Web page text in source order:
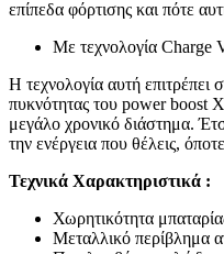
επίπεδα φόρτισης και πότε
Με τεχνολογία Charge
Η τεχνολογία αυτή
πυκνότητας του power boost
μεγάλο χρονικό διάστημα.
την ενέργεια που θέλεις,
Τεχνικά Χαρακτηριστικά :
Χωρητικότητα
Μεταλλικό περίβλημα